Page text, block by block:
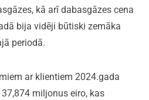
kā arī dabasgāzes cena
bija vidēji būtiski zemāka
periodā.
ar klientiem 2024.gada
miljonus eiro, kas